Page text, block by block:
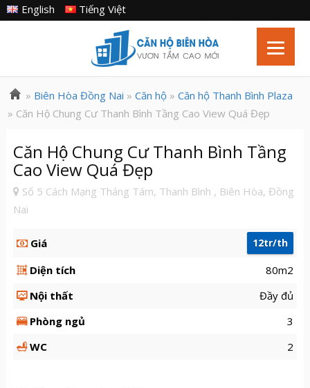
Tiếng Việt
English
» Biên Hòa Đồng Nai » Căn hộ» Căn hộ Thanh Bình Plaza
» Căn Hộ Chung Cư Thanh Bình Tầng Cao View Quá Đẹp
Căn Hộ Chung Cư Thanh Bình Tầng
Cao View Quá Đẹp
Số 5 Cách Mạng Tháng Tám, Thanh Bình , Biên Hòa, Đồng
Nai
Giá 12tr/th
Diện tích
80m2
Nội thất
Đầy đủ
Phòng ngủ
3
WC
2